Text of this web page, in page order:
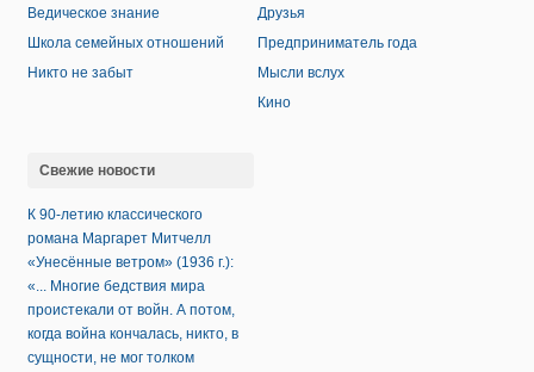
Ведическое знание
Школа семейных отношений
Никто не забыт
Друзья
Предприниматель года
Мысли вслух
Кино
Свежие новости
К 90-летию классического
романа Маргарет Митчелл
«Унесённые ветром» (1936 г.):
«... Многие бедствия мира
проистекали от войн. А потом,
когда война кончалась, никто, в
сущности, не мог толком